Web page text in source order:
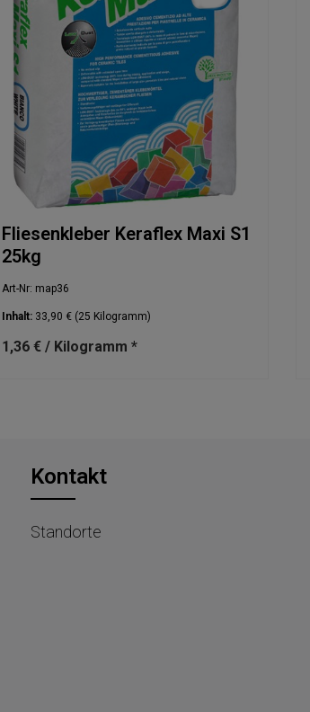
Fliesenkleber Keraflex Maxi S1
25kg
Art-Nr: map36
Inhalt: 33,90 € (25 Kilogramm)
1,36 € / Kilogramm *
Kontakt
Standorte